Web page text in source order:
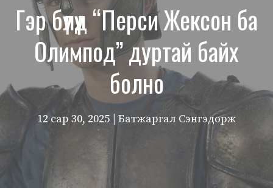
Гэр бүлүүд “Перси Жексон ба
Олимпод” дуртай байх
болно
12 сар 30, 2025 | Батжаргал Сэнгэдорж